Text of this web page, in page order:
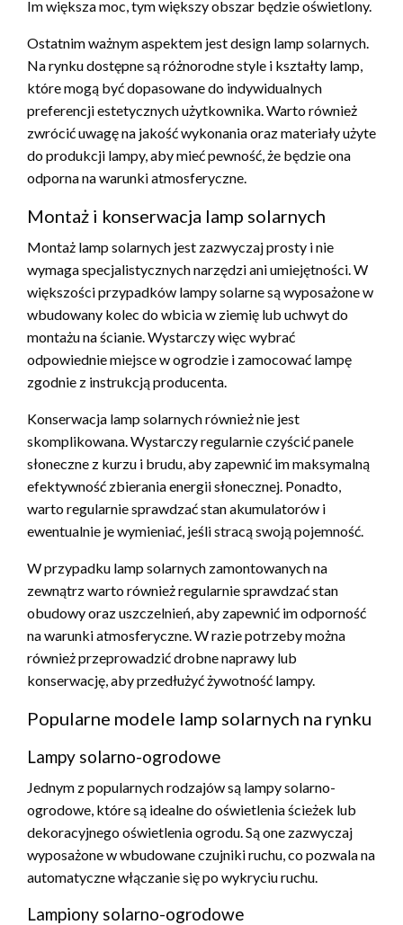
Im większa moc, tym większy obszar będzie oświetlony.
Ostatnim ważnym aspektem jest design lamp solarnych.
Na rynku dostępne są różnorodne style i kształty lamp,
które mogą być dopasowane do indywidualnych
preferencji estetycznych użytkownika. Warto również
zwrócić uwagę na jakość wykonania oraz materiały użyte
do produkcji lampy, aby mieć pewność, że będzie ona
odporna na warunki atmosferyczne.
Montaż i konserwacja lamp solarnych
Montaż lamp solarnych jest zazwyczaj prosty i nie
wymaga specjalistycznych narzędzi ani umiejętności. W
większości przypadków lampy solarne są wyposażone w
wbudowany kolec do wbicia w ziemię lub uchwyt do
montażu na ścianie. Wystarczy więc wybrać
odpowiednie miejsce w ogrodzie i zamocować lampę
zgodnie z instrukcją producenta.
Konserwacja lamp solarnych również nie jest
skomplikowana. Wystarczy regularnie czyścić panele
słoneczne z kurzu i brudu, aby zapewnić im maksymalną
efektywność zbierania energii słonecznej. Ponadto,
warto regularnie sprawdzać stan akumulatorów i
ewentualnie je wymieniać, jeśli stracą swoją pojemność.
W przypadku lamp solarnych zamontowanych na
zewnątrz warto również regularnie sprawdzać stan
obudowy oraz uszczelnień, aby zapewnić im odporność
na warunki atmosferyczne. W razie potrzeby można
również przeprowadzić drobne naprawy lub
konserwację, aby przedłużyć żywotność lampy.
Popularne modele lamp solarnych na rynku
Lampy solarno-ogrodowe
Jednym z popularnych rodzajów są lampy solarno-
ogrodowe, które są idealne do oświetlenia ścieżek lub
dekoracyjnego oświetlenia ogrodu. Są one zazwyczaj
wyposażone w wbudowane czujniki ruchu, co pozwala na
automatyczne włączanie się po wykryciu ruchu.
Lampiony solarno-ogrodowe